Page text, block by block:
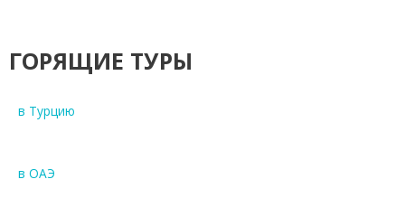
ГОРЯЩИЕ ТУРЫ
в Турцию
в ОАЭ